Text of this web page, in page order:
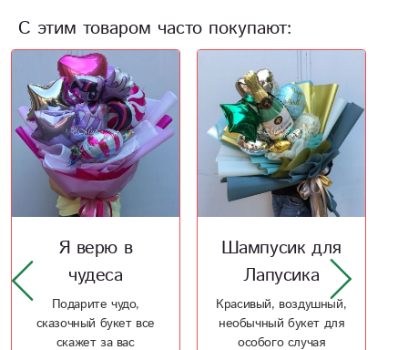
С этим товаром часто покупают:
Шампусик для
Лапусика
Красивый, воздушный,
необычный букет для
особого случая
Ваза Зеленая
жемчужина
Керамическая ваза
цвета зеленого
жемчуга